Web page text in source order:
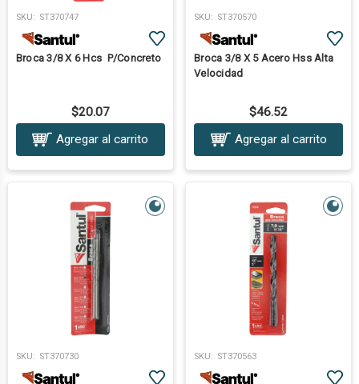
SKU: ST370747
Broca 3/8 X 6 Hcs P/Concreto
$20.07
Agregar al carrito
SKU: ST370570
Broca 3/8 X 5 Acero Hss Alta
Velocidad
$46.52
Agregar al carrito
SKU: ST370730 SKU: ST370563